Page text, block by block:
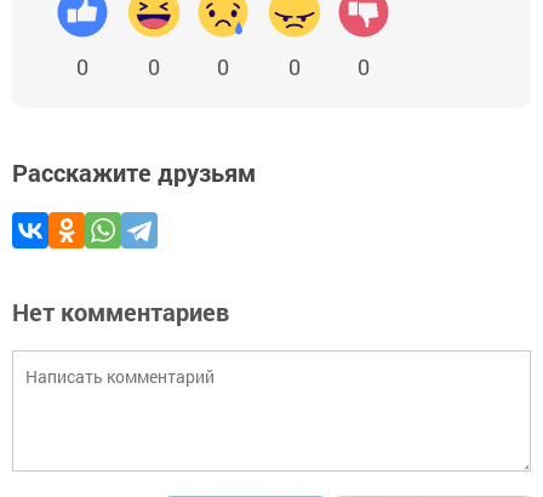
0 0 0 0 0
Расскажите друзьям
Нет комментариев